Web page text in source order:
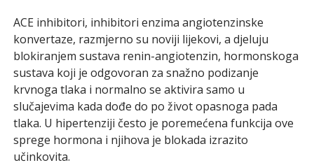
ACE inhibitori, inhibitori enzima angiotenzinske
konvertaze, razmjerno su noviji lijekovi, a djeluju
blokiranjem sustava renin-angiotenzin, hormonskoga
sustava koji je odgovoran za snažno podizanje
krvnoga tlaka i normalno se aktivira samo u
slučajevima kada dođe do po život opasnoga pada
tlaka. U hipertenziji često je poremećena funkcija ove
sprege hormona i njihova je blokada izrazito
učinkovita.